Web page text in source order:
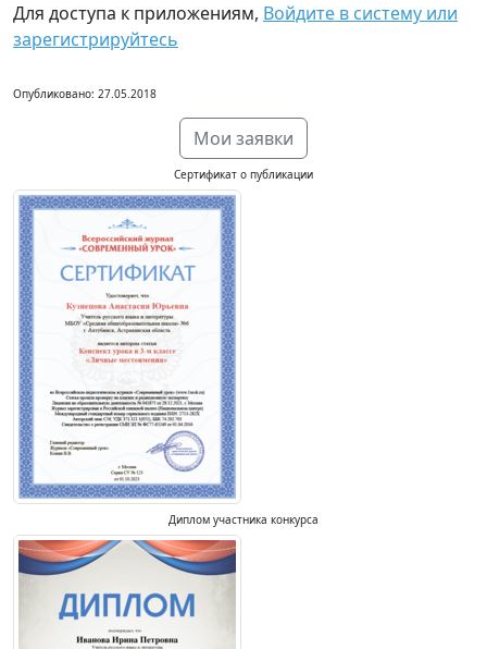
Для доступа к приложениям, Войдите в систему или
зарегистрируйтесь
Опубликовано: 27.05.2018
Мои заявки
Сертификат о публикации
Диплом участника конкурса